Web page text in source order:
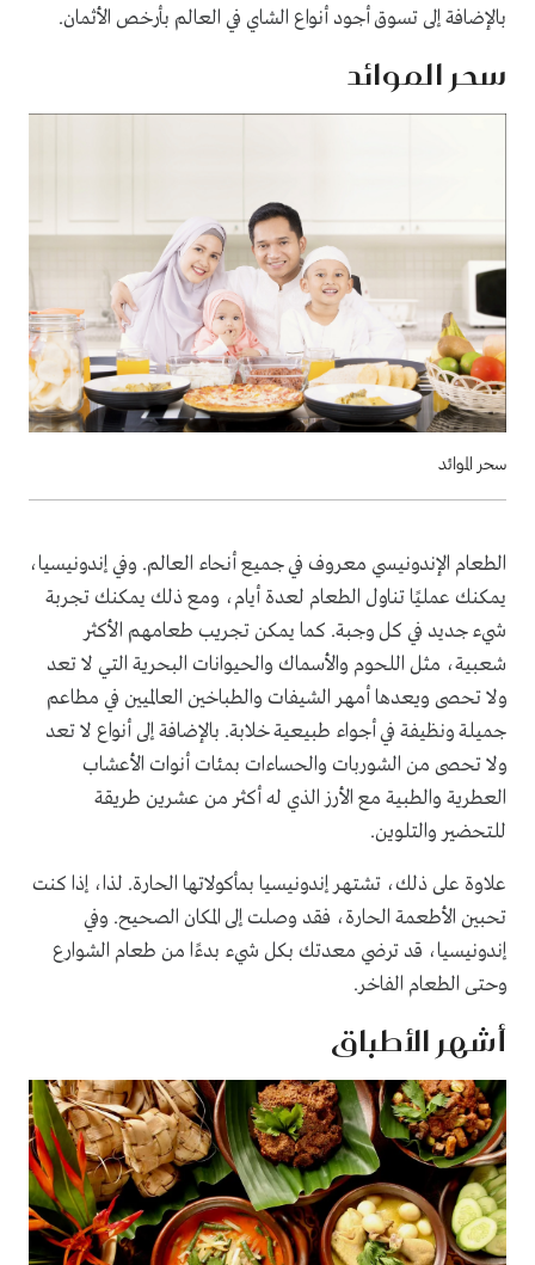
بالإضافة إلى تسوق أجود أنواع الشاي في العالم بأرخص الأثمان.
سحر الموائد
سحر الموائد
الطعام الإندونيسي معروف في جميع أنحاء العالم. وفي إندونيسيا،
يمكنك عمليًا تناول الطعام لعدة أيام، ومع ذلك يمكنك تجربة
شيء جديد في كل وجبة. كما يمكن تجريب طعامهم الأكثر
شعبية، مثل اللحوم والأسماك والحيوانات البحرية التي لا تعد
ولا تحصى ويعدها أمهر الشيفات والطباخين العالميين في مطاعم
جميلة ونظيفة في أجواء طبيعية خلابة. بالإضافة إلى أنواع لا تعد
ولا تحصى من الشوربات والحساءات بمئات أنوات الأعشاب
العطرية والطبية مع الأرز الذي له أكثر من عشرين طريقة
للتحضير والتلوين.
علاوة على ذلك، تشتهر إندونيسيا بمأكولاتها الحارة. لذا، إذا كنت
تحبين الأطعمة الحارة، فقد وصلت إلى المكان الصحيح. وفي
إندونيسيا، قد ترضي معدتك بكل شيء بدءًا من طعام الشوارع
وحتى الطعام الفاخر.
أشهر الأطباق